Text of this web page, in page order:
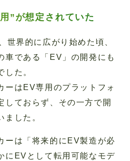
”が想定されていた
世界的に広がり始めた頃、
車である「EV」の開発にも
した。
ーはEV専用のプラットフォ
しておらず、その一方で開
ました。
ーは「将来的にEV製造が必
にEVとして転用可能なモデ